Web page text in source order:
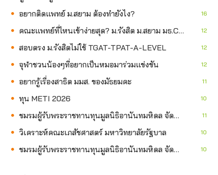
อยากติดแพทย์ ม.สยาม ต้องทำยังไง? 16
คณะแพทย์ที่ไหนเข้าง่ายสุด? ม.รังสิต ม.สยาม มธ.CICM 12
สอบตรง ม.รังสิตไม่ใช้ TGAT-TPAT-A-LEVEL 12
จุฬาชวนน้องๆที่อยากเป็นหมอมาร่วมแข่งขัน 12
อยากรู้เรื่องสาธิต มมส. ของมัธยมคะ 11
ทุน METI 2026 10
ชมรมผู้รับพระราชทานทุนมูลนิธิอานันทมหิดล จัดทำหนังสือนิทาน “หัวขวานลดไฟ ไร้ฝุ่น PM2.5” สื่อสารปัญหาไฟป่า-เผาในที่โล่ง-ฝุ่นเมือง 11
วิเคราะห์คณะเภสัชศาสตร์ มหาวิทยาลัยรัฐบาล 10
ชมรมผู้รับพระราชทานทุนมูลนิธิอานันทมหิดล จัดทำหนังสือนิทาน “หัวขวานลดไฟ ไร้ฝุ่น PM2.5” สื่อสารปัญหาไฟป่า-เผาในที่โล่ง-ฝุ่นเมือง 10